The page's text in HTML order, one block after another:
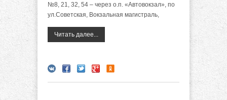
№8, 21, 32, 54 – через о.п. «Автовокзал», по
ул.Советская, Вокзальная магистраль,
Читать далее...